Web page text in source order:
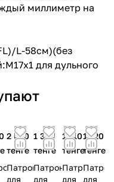
миллиметр на
L-58cм)(без
для дульного
2 030
тенге
Патрон
для
1 350
тенге
Патрон
для
1 110
тенге
Патрон
для
1 120
тенге
Патрон
для